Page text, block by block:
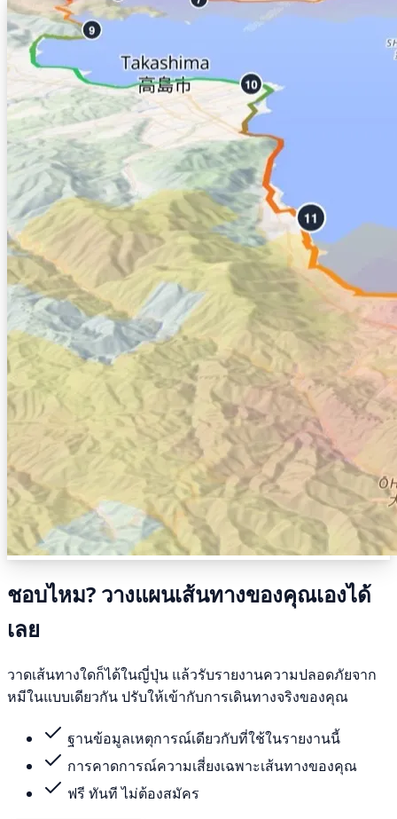
ชอบไหม? วางแผนเส้นทางของคุณเองได้
เลย
วาดเส้นทางใดก็ได้ในญี่ปุ่น แล้วรับรายงานความปลอดภัยจาก
หมีในแบบเดียวกัน ปรับให้เข้ากับการเดินทางจริงของคุณ
ฐานข้อมูลเหตุการณ์เดียวกับที่ใช้ในรายงานนี้
การคาดการณ์ความเสี่ยงเฉพาะเส้นทางของคุณ
ฟรี ทันที ไม่ต้องสมัคร